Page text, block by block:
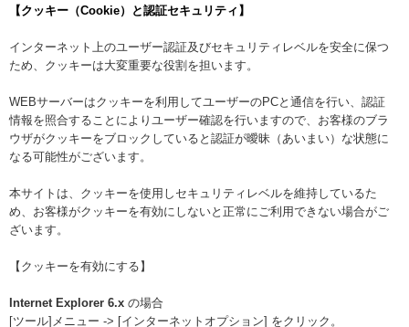
【クッキー（Cookie）と認証セキュリティ】
インターネット上のユーザー認証及びセキュリティレベルを安全に保つ
ため、クッキーは大変重要な役割を担います。
WEBサーバーはクッキーを利用してユーザーのPCと通信を行い、認証
情報を照合することによりユーザー確認を行いますので、お客様のブラ
ウザがクッキーをブロックしていると認証が曖昧（あいまい）な状態に
なる可能性がございます。
本サイトは、クッキーを使用しセキュリティレベルを維持しているた
め、お客様がクッキーを有効にしないと正常にご利用できない場合がご
ざいます。
【クッキーを有効にする】
Internet Explorer 6.x の場合
[ツール]メニュー -> [インターネットオプション] をクリック。